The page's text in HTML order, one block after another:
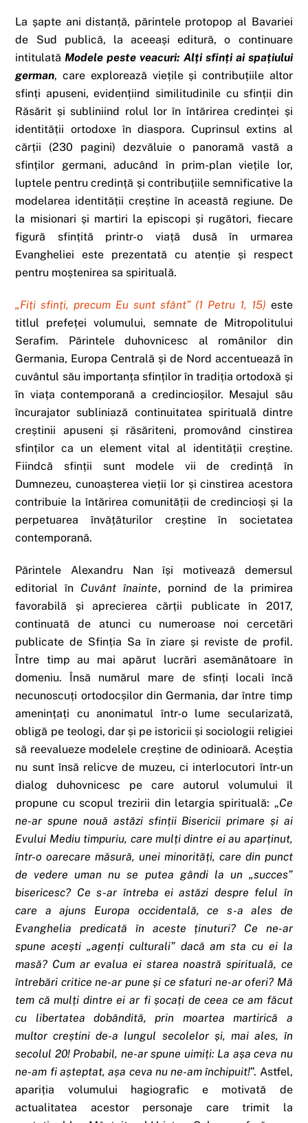
La șapte ani distanță, părintele protopop al Bavariei
de Sud publică, la aceeași editură, o continuare
intitulatăModele peste veacuri: Alți sfinți ai spațiului
german, care explorează viețile și contribuțiile altor
sfinți apuseni, evidențiind similitudinile cu sfinții din
Răsărit și subliniind rolul lor în întărirea credinței și
identității ortodoxe în diaspora. Cuprinsul extins al
cărții (230 pagini) dezvăluie o panoramă vastă a
sfinților germani, aducând în prim-plan viețile lor,
luptele pentru credință și contribuțiile semnificative la
modelarea identității creștine în această regiune. De
la misionari și martiri la episcopi și rugători, fiecare
figură sfințită printr-o viață dusă în urmarea
Evangheliei este prezentată cu atenție și respect
pentru moștenirea sa spirituală.
„Fiți sfinți, precum Eu sunt sfânt” (1 Petru 1, 15) este
titlul prefeței volumului, semnate de Mitropolitului
Serafim. Părintele duhovnicesc al românilor din
Germania, Europa Centrală și de Nord accentuează în
cuvântul său importanța sfinților în tradiția ortodoxă și
în viața contemporană a credincioșilor. Mesajul său
încurajator subliniază continuitatea spirituală dintre
creștinii apuseni și răsăriteni, promovând cinstirea
sfinților ca un element vital al identității creștine.
Fiindcă sfinții sunt modele vii de credință în
Dumnezeu, cunoașterea vieții lor și cinstirea acestora
contribuie la întărirea comunității de credincioși și la
perpetuarea învățăturilor creștine în societatea
contemporană.
Părintele Alexandru Nan își motivează demersul
editorial în Cuvânt înainte, pornind de la primirea
favorabilă și aprecierea cărții publicate în 2017,
continuată de atunci cu numeroase noi cercetări
publicate de Sfinția Sa în ziare și reviste de profil.
Între timp au mai apărut lucrări asemănătoare în
domeniu. Însă numărul mare de sfinți locali încă
necunoscuți ortodocșilor din Germania, dar între timp
amenințați cu anonimatul într-o lume secularizată,
obligă pe teologi, dar și pe istoricii și sociologii religiei
să reevalueze modelele creștine de odinioară. Aceștia
nu sunt însă relicve de muzeu, ci interlocutori într-un
dialog duhovnicesc pe care autorul volumului îl
propune cu scopul trezirii din letargia spirituală: „Ce
ne-ar spune nouă astăzi sfinții Bisericii primare și ai
Evului Mediu timpuriu, care mulți dintre ei au aparținut,
într-o oarecare măsură, unei minorități, care din punct
de vedere uman nu se putea gândi la un „succes”
bisericesc? Ce s-ar întreba ei astăzi despre felul în
care a ajuns Europa occidentală, ce s-a ales de
Evanghelia predicată în aceste ținuturi? Ce ne-ar
spune acești „agenți culturali” dacă am sta cu ei la
masă? Cum ar evalua ei starea noastră spirituală, ce
întrebări critice ne-ar pune și ce sfaturi ne-ar oferi? Mă
tem că mulți dintre ei ar fi șocați de ceea ce am făcut
cu libertatea dobândită, prin moartea martirică a
multor creștini de-a lungul secolelor și, mai ales, în
secolul 20! Probabil, ne-ar spune uimiți: La așa ceva nu
ne-am fi așteptat, așa ceva nu ne-am închipuit!”. Astfel,
apariția volumului hagiografic e motivată de
actualitatea acestor personaje care trimit la